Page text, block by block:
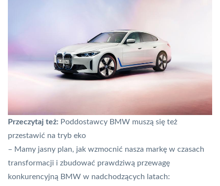
Przeczytaj też: Poddostawcy BMW muszą się też
przestawić na tryb eko
– Mamy jasny plan, jak wzmocnić nasza markę w czasach
transformacji i zbudować prawdziwą przewagę
konkurencyjną BMW w nadchodzących latach: